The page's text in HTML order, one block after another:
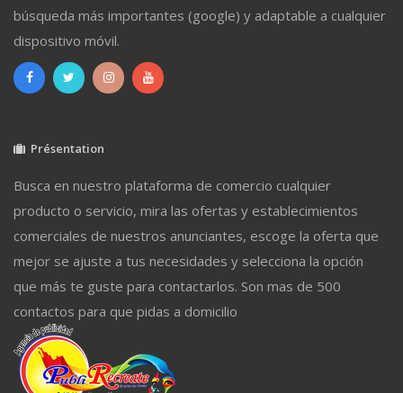
búsqueda más importantes (google) y adaptable a cualquier
dispositivo móvil.
Présentation
Busca en nuestro plataforma de comercio cualquier
producto o servicio, mira las ofertas y establecimientos
comerciales de nuestros anunciantes, escoge la oferta que
mejor se ajuste a tus necesidades y selecciona la opción
que más te guste para contactarlos. Son mas de 500
contactos para que pidas a domicilio